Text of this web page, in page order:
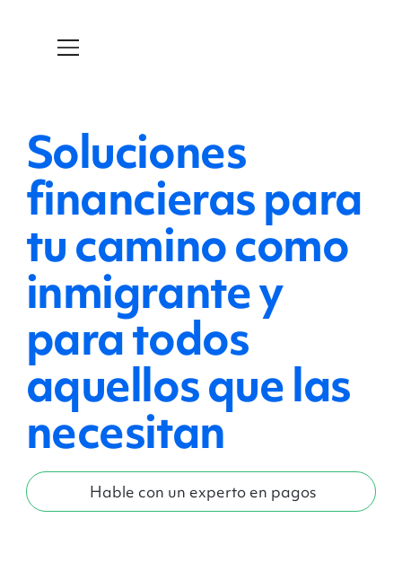
Soluciones
financieras para
tu camino como
inmigrante y
para todos
aquellos que las
necesitan
Hable con un experto en pagos